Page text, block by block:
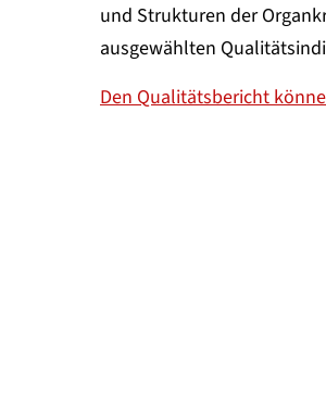
und Strukturen der
ausgewählten
Den Qualitätsbericht